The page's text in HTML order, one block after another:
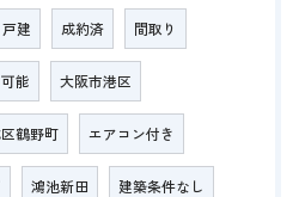
戸建 成約済 間取り
能 大阪市港区
鶴野町 エアコン付き
鴻池新田 建築条件なし